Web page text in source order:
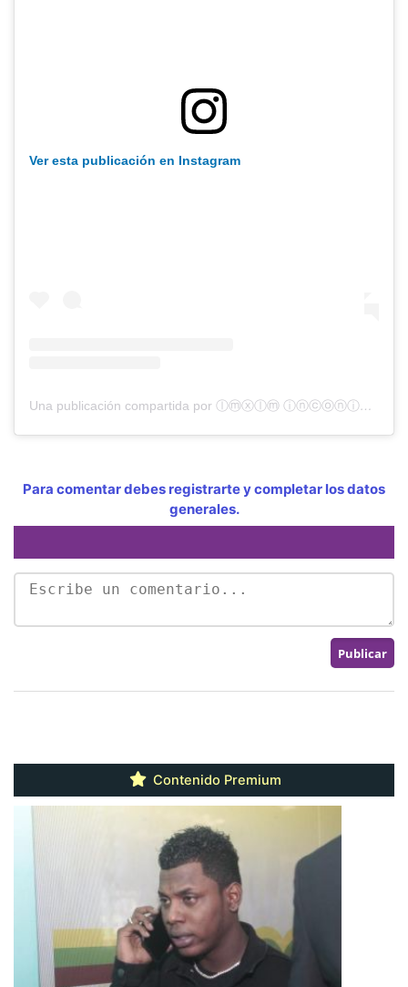
Ver esta publicación en Instagram
Una publicación compartida por ⓛⓜⓧⓛⓜ ⓘⓝⓒⓞⓝⓘⓒⓘⓞⓝⓐⓛ ♡ (@luismiguelincondicional)
Para comentar debes registrarte y completar los datos
generales.
Contenido Premium